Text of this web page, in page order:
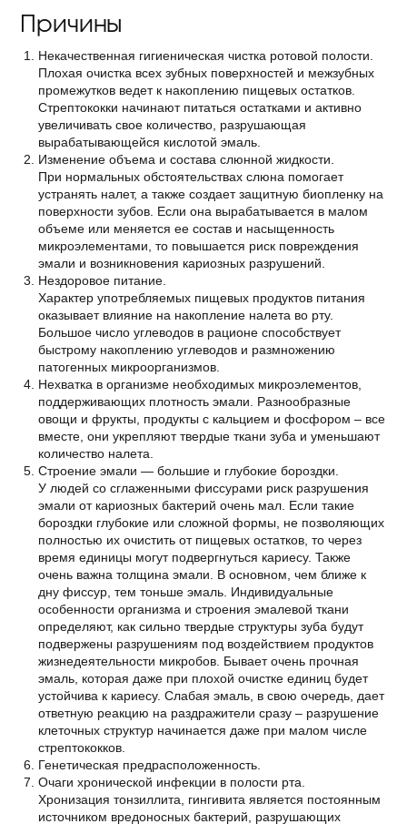
Причины
Некачественная гигиеническая чистка ротовой полости.
Плохая очистка всех зубных поверхностей и межзубных
промежутков ведет к накоплению пищевых остатков.
Стрептококки начинают питаться остатками и активно
увеличивать свое количество, разрушающая
вырабатывающейся кислотой эмаль.
Изменение объема и состава слюнной жидкости.
При нормальных обстоятельствах слюна помогает
устранять налет, а также создает защитную биопленку на
поверхности зубов. Если она вырабатывается в малом
объеме или меняется ее состав и насыщенность
микроэлементами, то повышается риск повреждения
эмали и возникновения кариозных разрушений.
Нездоровое питание.
Характер употребляемых пищевых продуктов питания
оказывает влияние на накопление налета во рту.
Большое число углеводов в рационе способствует
быстрому накоплению углеводов и размножению
патогенных микроорганизмов.
Нехватка в организме необходимых микроэлементов,
поддерживающих плотность эмали. Разнообразные
овощи и фрукты, продукты с кальцием и фосфором – все
вместе, они укрепляют твердые ткани зуба и уменьшают
количество налета.
Строение эмали — большие и глубокие бороздки.
У людей со сглаженными фиссурами риск разрушения
эмали от кариозных бактерий очень мал. Если такие
бороздки глубокие или сложной формы, не позволяющих
полностью их очистить от пищевых остатков, то через
время единицы могут подвергнуться кариесу. Также
очень важна толщина эмали. В основном, чем ближе к
дну фиссур, тем тоньше эмаль. Индивидуальные
особенности организма и строения эмалевой ткани
определяют, как сильно твердые структуры зуба будут
подвержены разрушениям под воздействием продуктов
жизнедеятельности микробов. Бывает очень прочная
эмаль, которая даже при плохой очистке единиц будет
устойчива к кариесу. Слабая эмаль, в свою очередь, дает
ответную реакцию на раздражители сразу – разрушение
клеточных структур начинается даже при малом числе
стрептококков.
Генетическая предрасположенность.
Очаги хронической инфекции в полости рта.
Хронизация тонзиллита, гингивита является постоянным
источником вредоносных бактерий, разрушающих